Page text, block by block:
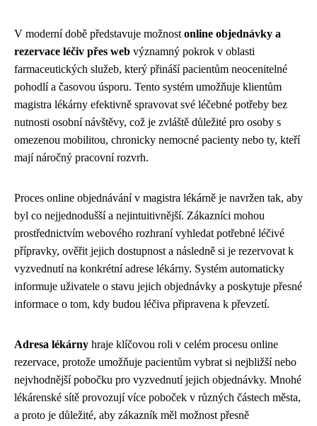
V moderní době představuje možnost online objednávky a
rezervace léčiv přes web významný pokrok v oblasti
farmaceutických služeb, který přináší pacientům neocenitelné
pohodlí a časovou úsporu. Tento systém umožňuje klientům
magistra lékárny efektivně spravovat své léčebné potřeby bez
nutnosti osobní návštěvy, což je zvláště důležité pro osoby s
omezenou mobilitou, chronicky nemocné pacienty nebo ty, kteří
mají náročný pracovní rozvrh.
Proces online objednávání v magistra lékárně je navržen tak, aby
byl co nejjednodušší a nejintuitivnější. Zákazníci mohou
prostřednictvím webového rozhraní vyhledat potřebné léčivé
přípravky, ověřit jejich dostupnost a následně si je rezervovat k
vyzvednutí na konkrétní adrese lékárny. Systém automaticky
informuje uživatele o stavu jejich objednávky a poskytuje přesné
informace o tom, kdy budou léčiva připravena k převzetí.
Adresa lékárny hraje klíčovou roli v celém procesu online
rezervace, protože umožňuje pacientům vybrat si nejbližší nebo
nejvhodnější pobočku pro vyzvednutí jejich objednávky. Mnohé
lékárenské sítě provozují více poboček v různých částech města,
a proto je důležité, aby zákazník měl možnost přesně